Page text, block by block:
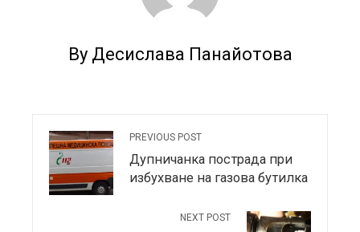
By Десислава Панайотова
PREVIOUS POST
Дупничанка пострада при
избухване на газова бутилка
NEXT POST